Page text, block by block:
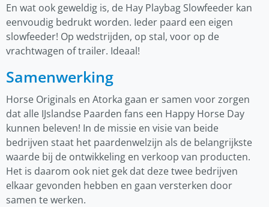
En wat ook geweldig is, de Hay Playbag Slowfeeder kan
eenvoudig bedrukt worden. Ieder paard een eigen
slowfeeder! Op wedstrijden, op stal, voor op de
vrachtwagen of trailer. Ideaal!
Samenwerking
Horse Originals en Atorka gaan er samen voor zorgen
dat alle IJslandse Paarden fans een Happy Horse Day
kunnen beleven! In de missie en visie van beide
bedrijven staat het paardenwelzijn als de belangrijkste
waarde bij de ontwikkeling en verkoop van producten.
Het is daarom ook niet gek dat deze twee bedrijven
elkaar gevonden hebben en gaan versterken door
samen te werken.